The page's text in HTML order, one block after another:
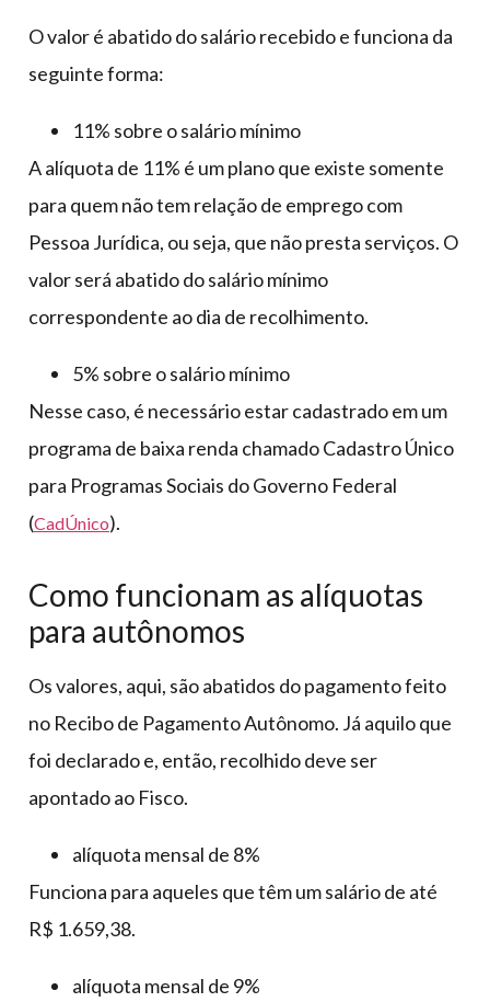
O valor é abatido do salário recebido e funciona da
seguinte forma:
11% sobre o salário mínimo
A alíquota de 11% é um plano que existe somente
para quem não tem relação de emprego com
Pessoa Jurídica, ou seja, que não presta serviços. O
valor será abatido do salário mínimo
correspondente ao dia de recolhimento.
5% sobre o salário mínimo
Nesse caso, é necessário estar cadastrado em um
programa de baixa renda chamado Cadastro Único
para Programas Sociais do Governo Federal
(CadÚnico).
Como funcionam as alíquotas
para autônomos
Os valores, aqui, são abatidos do pagamento feito
no Recibo de Pagamento Autônomo. Já aquilo que
foi declarado e, então, recolhido deve ser
apontado ao Fisco.
alíquota mensal de 8%
Funciona para aqueles que têm um salário de até
R$ 1.659,38.
alíquota mensal de 9%